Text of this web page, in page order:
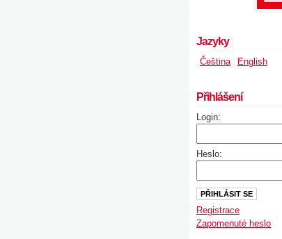
Jazyky
Čeština English
Přihlášení
Login:
Heslo:
Registrace
Zapomenuté heslo